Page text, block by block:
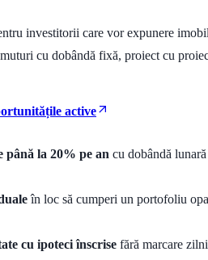
investitorii care vor expunere
cu dobândă fixă, proiect cu
active
până la 20% pe an cu dobândă
în loc să cumperi un portofoliu
cu ipoteci înscrise fără marcare